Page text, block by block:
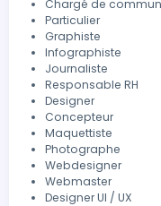
Chargé de
Particulier
Graphiste
Infographiste
Journaliste
Responsable RH
Designer
Concepteur
Maquettiste
Photographe
Webdesigner
Webmaster
Designer UI / UX